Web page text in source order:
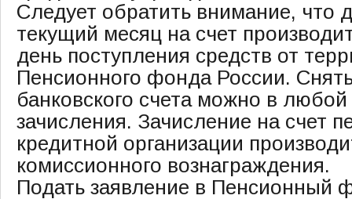
Следует обратить внимание, что
текущий месяц на счет
день поступления средств от
Пенсионного фонда России.
банковского счета можно в
зачисления. Зачисление на счет
кредитной организации
комиссионного вознаграждения.
Подать заявление в Пенсионный